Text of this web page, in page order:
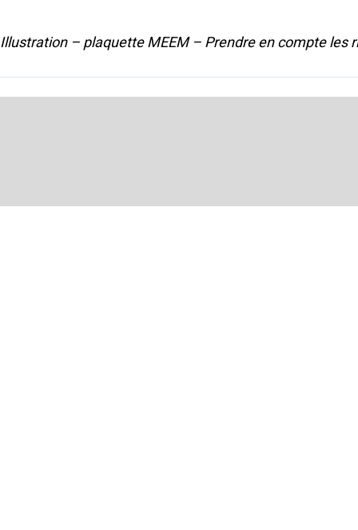
Illustration – plaquette MEEM – Prendre en compte